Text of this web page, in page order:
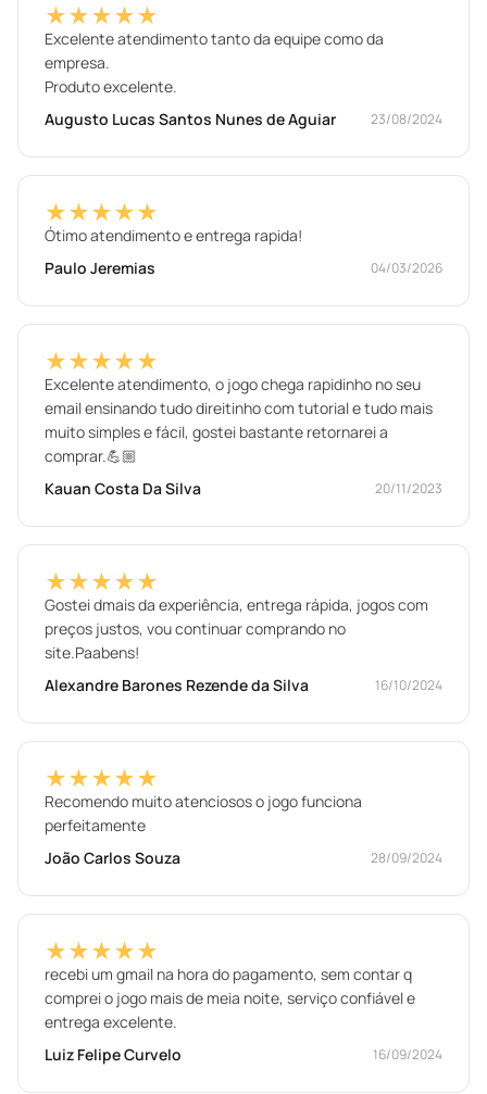
★★★★★
Excelente atendimento tanto da equipe como da
empresa.
Produto excelente.
Augusto Lucas Santos Nunes de Aguiar
23/08/2024
★★★★★
Ótimo atendimento e entrega rapida!
Paulo Jeremias
04/03/2026
★★★★★
Excelente atendimento, o jogo chega rapidinho no seu
email ensinando tudo direitinho com tutorial e tudo mais
muito simples e fácil, gostei bastante retornarei a
comprar.💪🏼
Kauan Costa Da Silva
20/11/2023
★★★★★
Gostei dmais da experiência, entrega rápida, jogos com
preços justos, vou continuar comprando no
site.Paabens!
Alexandre Barones Rezende da Silva
16/10/2024
★★★★★
Recomendo muito atenciosos o jogo funciona
perfeitamente
João Carlos Souza
28/09/2024
★★★★★
recebi um gmail na hora do pagamento, sem contar q
comprei o jogo mais de meia noite, serviço confiável e
entrega excelente.
Luiz Felipe Curvelo
16/09/2024